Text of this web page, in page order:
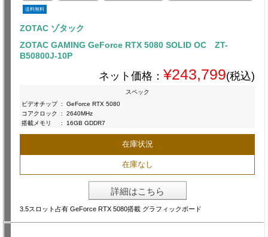
送料無料
ZOTAC ゾタック
ZOTAC GAMING GeForce RTX 5080 SOLID OC ZT-
B50800J-10P
ネット価格： ¥243,799(税込)
スペック
ビデオチップ :
GeForce RTX 5080
コアクロック
:
2640MHz
搭載メモリ
: 16GB GDDR7
在庫状況
在庫なし
詳細はこちら
3.5スロット占有 GeForce RTX 5080搭載 グラフィックボード